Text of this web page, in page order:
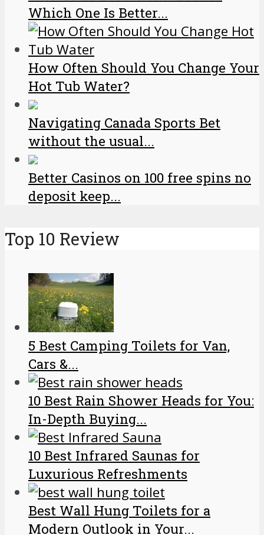
Which One Is Better...
How Often Should You Change Your
Hot Tub Water?
Navigating Canada Sports Bet
without the usual...
Better Casinos on 100 free spins no
deposit keep...
Top 10 Review
5 Best Camping Toilets for Van,
Cars &...
10 Best Rain Shower Heads for You:
In-Depth Buying...
10 Best Infrared Saunas for
Luxurious Refreshments
Best Wall Hung Toilets for a
Modern Outlook in Your...